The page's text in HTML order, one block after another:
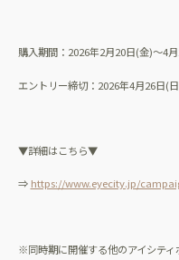
購入期間： 2026年2月20日(金)～4月
エントリー締切： 2026年4月26日(日
▼詳細はこちら▼
⇒ https://www.eyecity.jp/
※同時期に開催する他のアイシテ